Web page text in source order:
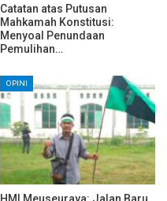
Catatan atas Putusan
Mahkamah Konstitusi:
Menyoal Penundaan
Pemulihan…
OPINI